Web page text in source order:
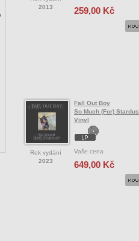
2013
259,00 Kč
Rok vydání
2023
Fall Out Boy
So Much (For)
Vinyl
Vaše cena
649,00 Kč